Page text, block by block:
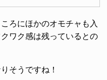
ろにほかのオモチャも入
ワク感は残っているとの
そうですね！